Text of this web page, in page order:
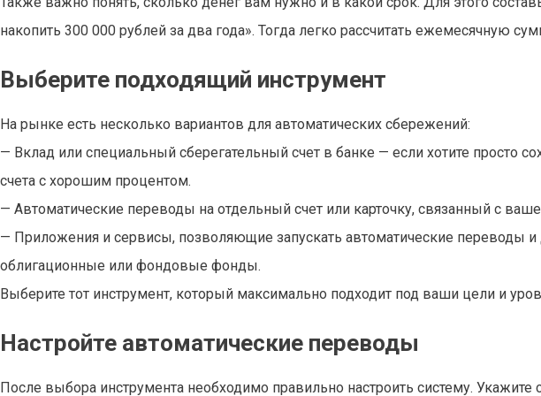
накопить 300 000 рублей за два года». Тогда легко рассчитать ежемесячную
Выберите подходящий инструмент
На рынке есть несколько вариантов для автоматических сбережений:
— Вклад или специальный сберегательный счет в банке — если хотите просто
счета с хорошим процентом.
— Автоматические переводы на отдельный счет или карточку, связанный с
— Приложения и сервисы, позволяющие запускать автоматические переводы
облигационные или фондовые фонды.
Выберите тот инструмент, который максимально подходит под ваши цели и
Настройте автоматические переводы
После выбора инструмента необходимо правильно настроить систему. Укажите